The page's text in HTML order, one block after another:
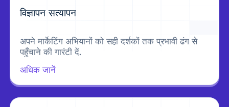
विज्ञापन सत्यापन
अपने मार्केटिंग अभियानों को सही दर्शकों तक प्रभावी ढंग से
पहुँचाने की गारंटी दें.
अधिक जानें